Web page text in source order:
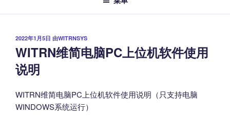
发
布
于
2022年1月5日 由WITRNSYS
WITRN维简电脑PC上位机软件使用
说明
WITRN维简电脑PC上位机软件使用说明（只支持电脑
WINDOWS系统运行）